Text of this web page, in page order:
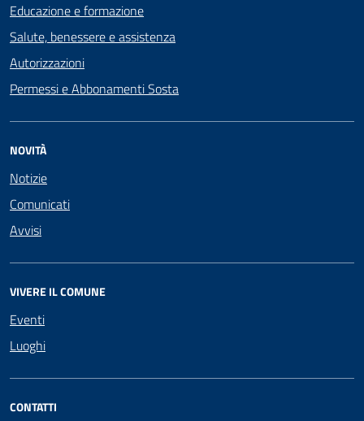
Educazione e formazione
Salute, benessere e assistenza
Autorizzazioni
Permessi e Abbonamenti Sosta
NOVITÀ
Notizie
Comunicati
Avvisi
VIVERE IL COMUNE
Eventi
Luoghi
CONTATTI